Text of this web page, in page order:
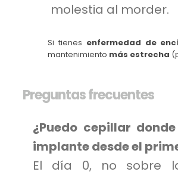
molestia al morder.
Si tienes enfermedad de
mantenimiento más estrecha
Preguntas frecuentes
¿Puedo cepillar
implante desde el
El día 0, no sobre